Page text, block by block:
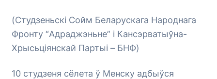
(Студзеньскі Сойм Беларускага Народнага
Фронту “Адраджэньне” і Кансэрватыўна-
Хрысьціянскай Партыі – БНФ)
10 студзеня сёлета ў Менску адбыўся